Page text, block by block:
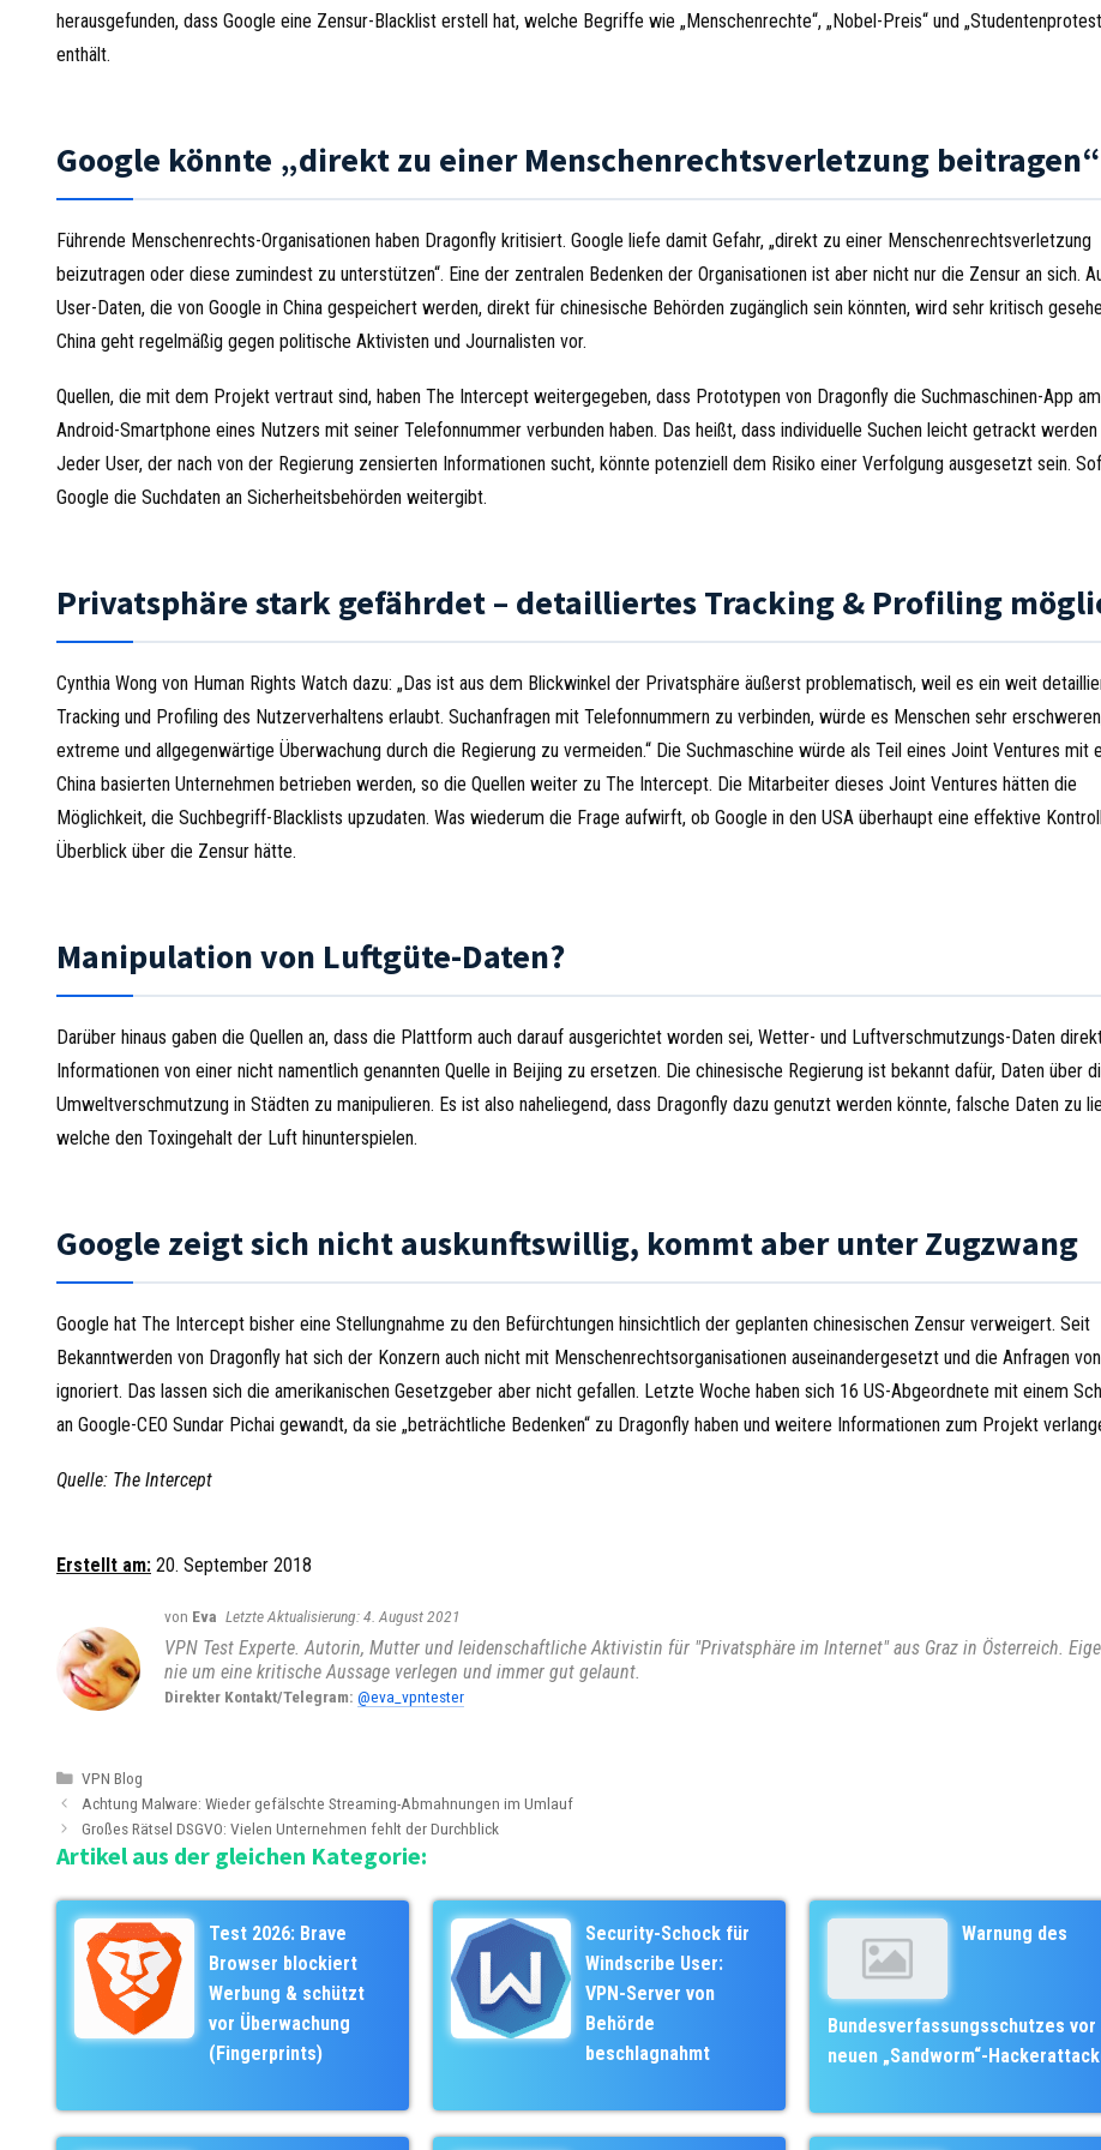
herausgefunden, dass Google eine Zensur-Blacklist erstell hat, welche Begriffe wie „Menschenrechte“, „Nobel-Preis“ und
enthält.
Google könnte „direkt zu einer Menschenrechtsverletzung beitragen“
Führende Menschenrechts-Organisationen haben Dragonfly kritisiert. Google liefe damit Gefahr, „direkt zu einer Menschenrechtsverletzung
beizutragen oder diese zumindest zu unterstützen“. Eine der zentralen Bedenken der Organisationen ist aber nicht nur die Zensur an sich.
User-Daten, die von Google in China gespeichert werden, direkt für chinesische Behörden zugänglich sein könnten, wird sehr kritisch
China geht regelmäßig gegen politische Aktivisten und Journalisten vor.
Quellen, die mit dem Projekt vertraut sind, haben The Intercept weitergegeben, dass Prototypen von Dragonfly die Suchmaschinen-App am
Android-Smartphone eines Nutzers mit seiner Telefonnummer verbunden haben. Das heißt, dass individuelle Suchen leicht getrackt werden
Jeder User, der nach von der Regierung zensierten Informationen sucht, könnte potenziell dem Risiko einer Verfolgung ausgesetzt sein.
Google die Suchdaten an Sicherheitsbehörden weitergibt.
Privatsphäre stark gefährdet – detailliertes Tracking & Profiling
Cynthia Wong von Human Rights Watch dazu: „Das ist aus dem Blickwinkel der Privatsphäre äußerst problematisch, weil es ein weit
Tracking und Profiling des Nutzerverhaltens erlaubt. Suchanfragen mit Telefonnummern zu verbinden, würde es Menschen sehr
extreme und allgegenwärtige Überwachung durch die Regierung zu vermeiden.“ Die Suchmaschine würde als Teil eines Joint Ventures mit
China basierten Unternehmen betrieben werden, so die Quellen weiter zu The Intercept. Die Mitarbeiter dieses Joint Ventures hätten die
Möglichkeit, die Suchbegriff-Blacklists upzudaten. Was wiederum die Frage aufwirft, ob Google in den USA überhaupt eine effektive
Überblick über die Zensur hätte.
Manipulation von Luftgüte-Daten?
Darüber hinaus gaben die Quellen an, dass die Plattform auch darauf ausgerichtet worden sei, Wetter- und Luftverschmutzungs-Daten
Informationen von einer nicht namentlich genannten Quelle in Beijing zu ersetzen. Die chinesische Regierung ist bekannt dafür, Daten über
Umweltverschmutzung in Städten zu manipulieren. Es ist also naheliegend, dass Dragonfly dazu genutzt werden könnte, falsche Daten zu
welche den Toxingehalt der Luft hinunterspielen.
Google zeigt sich nicht auskunftswillig, kommt aber unter Zugzwang
Google hat The Intercept bisher eine Stellungnahme zu den Befürchtungen hinsichtlich der geplanten chinesischen Zensur verweigert. Seit
Bekanntwerden von Dragonfly hat sich der Konzern auch nicht mit Menschenrechtsorganisationen auseinandergesetzt und die Anfragen
ignoriert. Das lassen sich die amerikanischen Gesetzgeber aber nicht gefallen. Letzte Woche haben sich 16 US-Abgeordnete mit einem
an Google-CEO Sundar Pichai gewandt, da sie „beträchtliche Bedenken“ zu Dragonfly haben und weitere Informationen zum Projekt
Quelle: The Intercept
Erstellt am: 20. September 2018
von Eva 4. August 2021
VPN Test Experte. Autorin, Mutter und leidenschaftliche Aktivistin für "Privatsphäre im Internet" aus Graz in Österreich.
nie um eine kritische Aussage verlegen und immer gut gelaunt.
Direkter Kontakt/Telegram: @eva_vpntester
K
a
t
e
o
e
VPN Blog
B
e
i
r
i
g
Achtung Malware: Wieder gefälschte Streaming-Abmahnungen im Umlauf
Großes Rätsel DSGVO: Vielen Unternehmen fehlt der Durchblick
Artikel aus der gleichen Kategorie:
Test 2026: Brave
Browser blockiert
Werbung & schützt
vor Überwachung
(Fingerprints)
Security-Schock für
Windscribe User:
VPN-Server von
Behörde
beschlagnahmt
Warnung des
Bundesverfassungsschutzes vor
neuen „Sandworm“-